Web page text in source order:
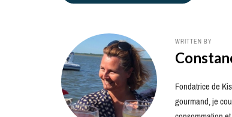
WRITTEN BY
Fondatrice de
gourmand, je